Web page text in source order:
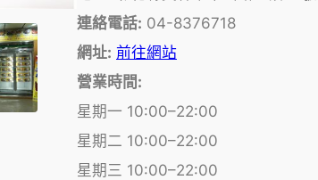
連絡電話: 04-8376718
網址: 前往網站
營業時間:
星期一 10:00–22:00
星期二 10:00–22:00
星期三 10:00–22:00